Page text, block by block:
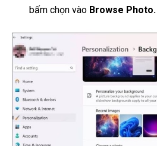
bấm chọn vào Browse Photo.